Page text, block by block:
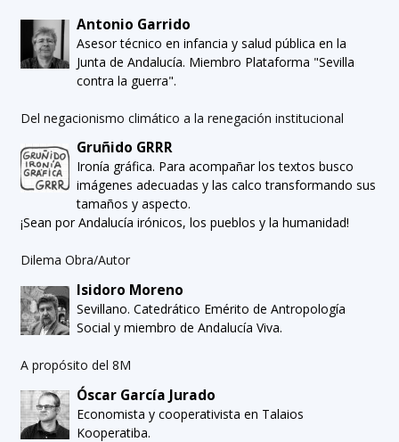
Antonio Garrido
Asesor técnico en infancia y salud pública en la
Junta de Andalucía. Miembro Plataforma "Sevilla
contra la guerra".
Del negacionismo climático a la renegación institucional
Gruñido GRRR
Ironía gráfica. Para acompañar los textos busco
imágenes adecuadas y las calco transformando sus
tamaños y aspecto.
¡Sean por Andalucía irónicos, los pueblos y la humanidad!
Dilema Obra/Autor
Isidoro Moreno
Sevillano. Catedrático Emérito de Antropología
Social y miembro de Andalucía Viva.
A propósito del 8M
Óscar García Jurado
Economista y cooperativista en Talaios
Kooperatiba.